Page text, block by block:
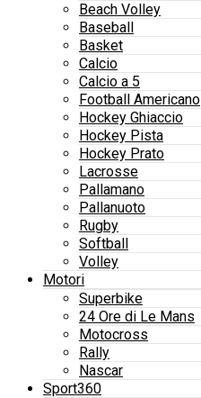
Beach Volley
Baseball
Basket
Calcio
Calcio a 5
Football Americano
Hockey Ghiaccio
Hockey Pista
Hockey Prato
Lacrosse
Pallamano
Pallanuoto
Rugby
Softball
Volley
Motori
Superbike
24 Ore di Le Mans
Motocross
Rally
Nascar
Sport360